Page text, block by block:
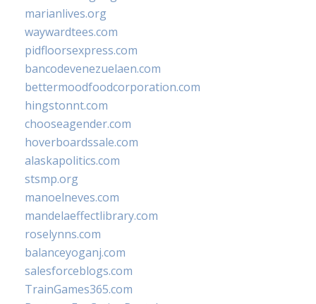
marianlives.org
waywardtees.com
pidfloorsexpress.com
bancodevenezuelaen.com
bettermoodfoodcorporation.com
hingstonnt.com
chooseagender.com
hoverboardssale.com
alaskapolitics.com
stsmp.org
manoelneves.com
mandelaeffectlibrary.com
roselynns.com
balanceyoganj.com
salesforceblogs.com
TrainGames365.com